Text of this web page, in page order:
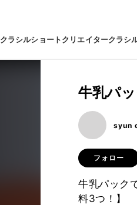
クラシルショートクリエイタークラシ
牛乳パ
syun
フォロー
牛乳パック
料3つ！】